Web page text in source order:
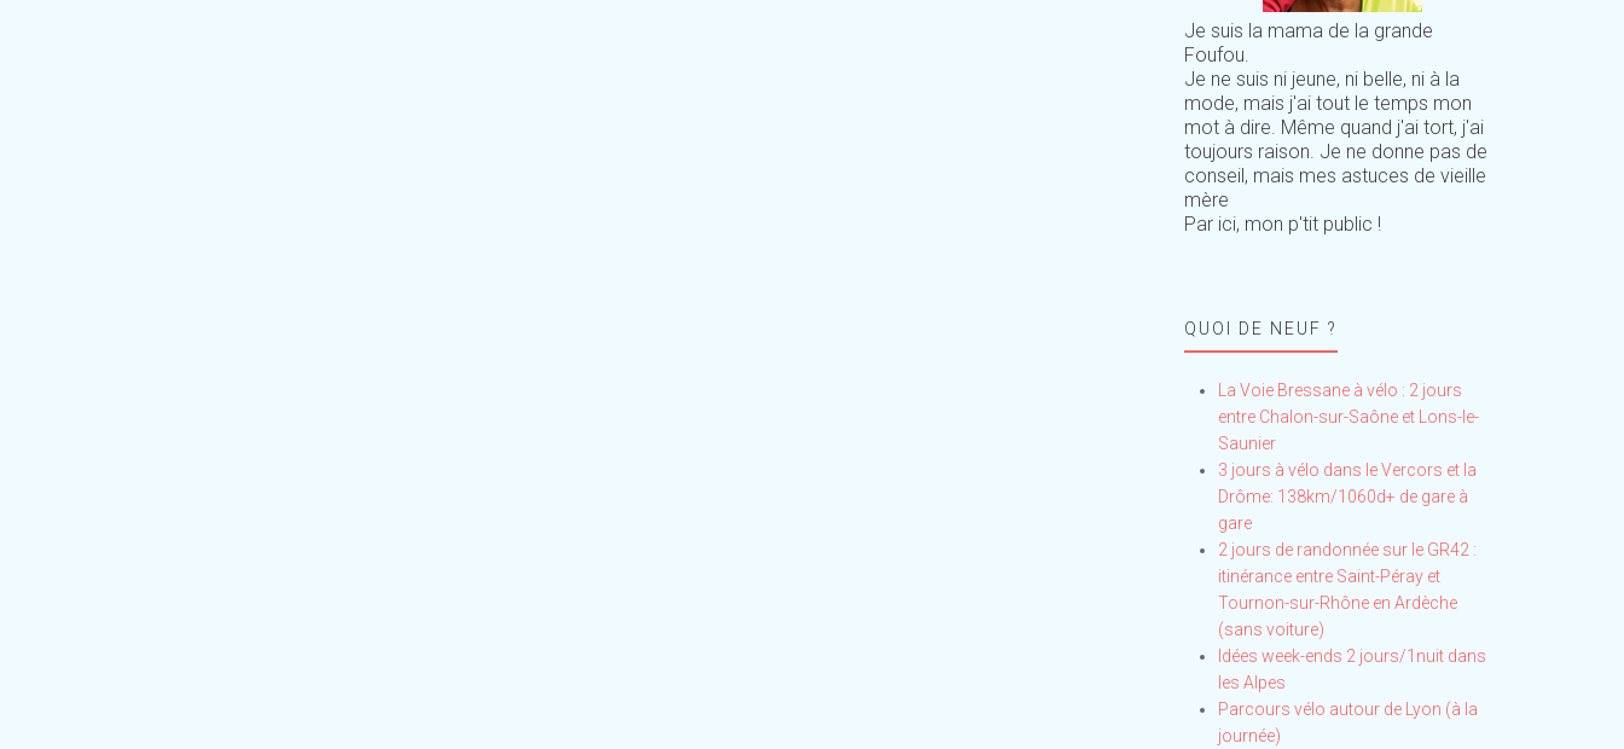
Je suis la mama de la grande
Foufou.
Je ne suis ni jeune, ni belle, ni à la
mode, mais j'ai tout le temps mon
mot à dire. Même quand j'ai tort, j'ai
toujours raison. Je ne donne pas de
conseil, mais mes astuces de vieille
mère
Par ici, mon p'tit public !
QUOI DE NEUF ?
La Voie Bressane à vélo : 2 jours
entre Chalon-sur-Saône et Lons-le-
Saunier
3 jours à vélo dans le Vercors et la
Drôme: 138km/1060d+ de gare à
gare
2 jours de randonnée sur le GR42 :
itinérance entre Saint-Péray et
Tournon-sur-Rhône en Ardèche
(sans voiture)
Idées week-ends 2 jours/1nuit dans
les Alpes
Parcours vélo autour de Lyon (à la
journée)